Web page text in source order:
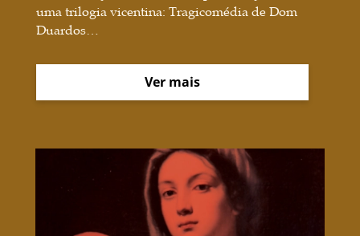
uma trilogia vicentina: Tragicomédia de Dom
Duardos…
Ver mais